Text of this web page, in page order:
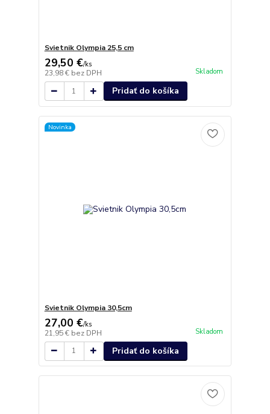
Svietnik Olympia 25,5 cm
29,50 €/ks
23,98 € bez DPH Skladom
Pridať do košíka
Novinka
Svietnik Olympia 30,5cm
27,00 €/ks
21,95 € bez DPH Skladom
Pridať do košíka